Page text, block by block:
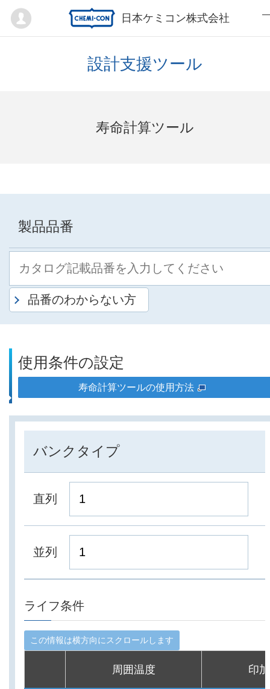
日本ケミコン株式会社
Mypage
設計支援ツール
寿命計算ツール
製品品番
品番のわからない方
使用条件の設定
寿命計算ツールの使用方法
バンクタイプ
直列
並列
ライフ条件
周囲温度 印